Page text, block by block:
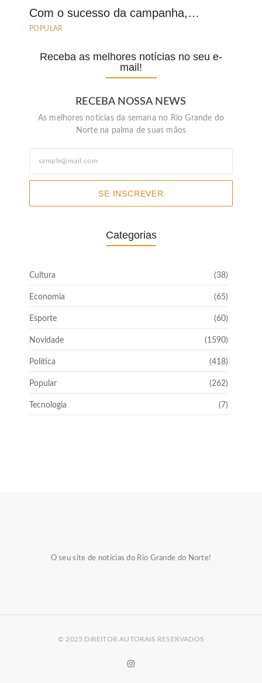
Com o sucesso da campanha,…
POPULAR
Receba as melhores notícias no seu e-
mail!
RECEBA NOSSA NEWS
As melhores noticias da semana no Rio Grande do
Norte na palma de suas mãos
SE INSCREVER
Categorias
Cultura (38)
Economia (65)
Esporte (60)
Novidade (1590)
Política (418)
Popular (262)
Tecnologia (7)
O seu site de notícias do Rio Grande do Norte!
© 2025 DIREITOR AUTORAIS RESERVADOS